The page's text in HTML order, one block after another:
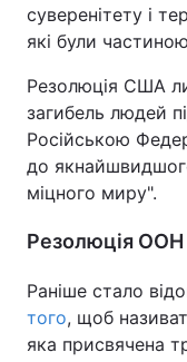
суверенітету і
які були
Резолюція США
загибель людей
Російською
до
міцного миру".
Резолюція ООН
Раніше стало
того, щоб
яка присвячена